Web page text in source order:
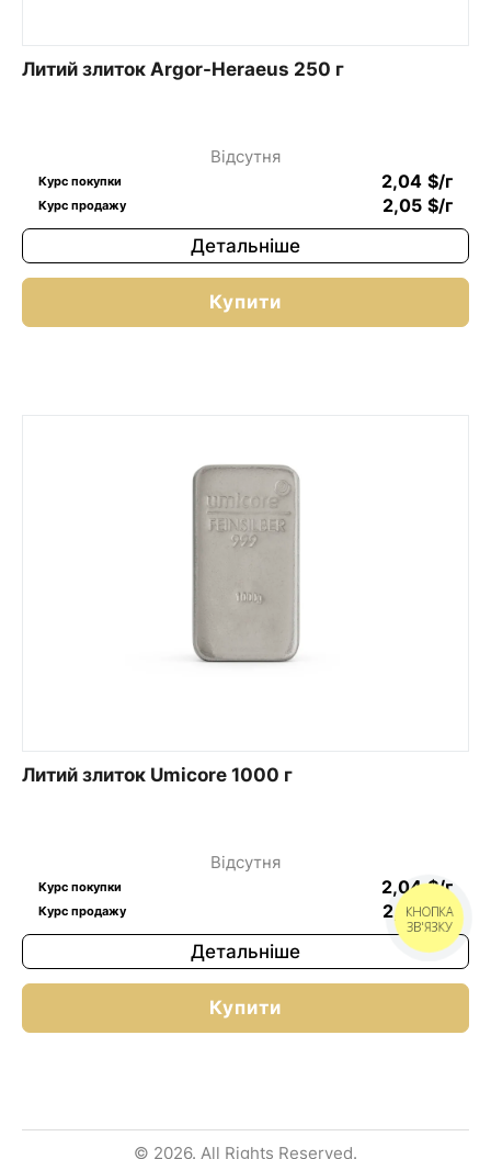
Литий злиток Argor-Heraeus 250 г
Відсутня
Курс покупки 2,04 $/г
Курс продажу 2,05 $/г
Детальніше
Купити
Литий злиток Umicore 1000 г
Відсутня
Курс покупки 2,04 $/г
Курс продажу 2,05 $/г
Детальніше
Купити
© 2026. All Rights Reserved.
КНОПКА
ЗВ'ЯЗКУ